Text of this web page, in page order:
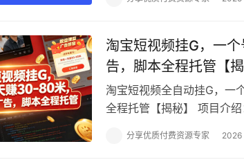
淘宝短视频挂G，一
告，脚本全程托管【揭
淘宝短视频全自动挂G，一
全程托管【揭秘】 项目介
分享优质付费资源专家 2026